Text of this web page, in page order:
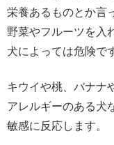
栄養あるものとか言
野菜やフルーツを入
犬によっては危険で
キウイや桃、バナナ
アレルギーのある犬
敏感に反応します。